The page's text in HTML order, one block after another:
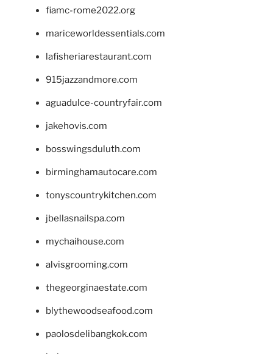
fiamc-rome2022.org
mariceworldessentials.com
lafisheriarestaurant.com
915jazzandmore.com
aguadulce-countryfair.com
jakehovis.com
bosswingsduluth.com
birminghamautocare.com
tonyscountrykitchen.com
jbellasnailspa.com
mychaihouse.com
alvisgrooming.com
thegeorginaestate.com
blythewoodseafood.com
paolosdelibangkok.com